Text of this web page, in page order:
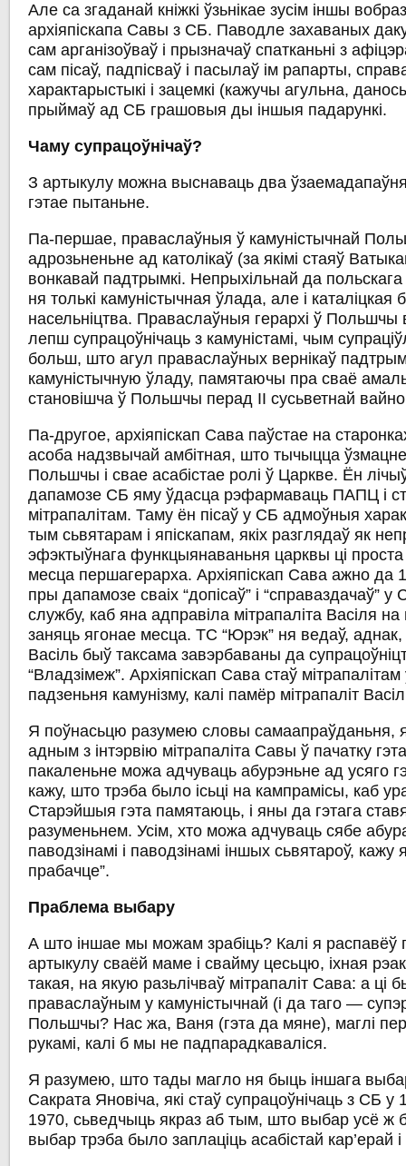
Але са згаданай кніжкі ўзьнікае зусім іншы
архіяпіскапа Савы з СБ. Паводле захаваных
сам арганізоўваў і прызначаў спатканьні з
сам пісаў, падпісваў і пасылаў ім рапарты,
характарыстыкі і зацемкі (кажучы агульна,
прыймаў ад СБ грашовыя ды іншыя падарункі.
Чаму супрацоўнічаў?
З артыкулу можна выснаваць два
гэтае пытаньне.
Па-першае, праваслаўныя ў камуністычнай
адрозьненьне ад католікаў (за якімі стаяў
вонкавай падтрымкі. Непрыхільнай да
ня толькі камуністычная ўлада, але і каталіцкая
насельніцтва. Праваслаўныя герархі ў
лепш супрацоўнічаць з камуністамі, чым
больш, што агул праваслаўных вернікаў
камуністычную ўладу, памятаючы пра сваё
становішча ў Польшчы перад ІІ сусьветнай
Па-другое, архіяпіскап Сава паўстае на
асоба надзвычай амбітная, што тычыцца
Польшчы і свае асабістае ролі ў Царкве. Ён
дапамозе СБ яму ўдасца рэфармаваць ПАПЦ і
мітрапалітам. Таму ён пісаў у СБ адмоўныя
тым сьвятарам і япіскапам, якіх разглядаў як
эфэктыўнага функцыянаваньня царквы ці проста
месца першагерарха. Архіяпіскап Сава ажно да
пры дапамозе сваіх “допісаў” і “справаздачаў” у
службу, каб яна адправіла мітрапаліта Васіля на
заняць ягонае месца. ТС “Юрэк” ня ведаў, аднак,
Васіль быў таксама завэрбаваны да
“Владзімеж”. Архіяпіскап Сава стаў
падзеньня камунізму, калі памёр мітрапаліт
Я поўнасьцю разумею словы самаапраўданьня,
адным з інтэрвію мітрапаліта Савы ў пачатку
пакаленьне можа адчуваць абурэньне ад усяго
кажу, што трэба было ісьці на кампрамісы, каб
Старэйшыя гэта памятаюць, і яны да гэтага
разуменьнем. Усім, хто можа адчуваць сябе
паводзінамі і паводзінамі іншых сьвятароў, кажу
прабачце”.
Праблема выбару
А што іншае мы можам зрабіць? Калі я распавёў
артыкулу сваёй маме і свайму цесьцю, іхная
такая, на якую разьлічваў мітрапаліт Сава: а ці
праваслаўным у камуністычнай (і да таго —
Польшчы? Нас жа, Ваня (гэта да мяне), маглі
рукамі, калі б мы не падпарадкаваліся.
Я разумею, што тады магло ня быць іншага
Сакрата Яновіча, які стаў супрацоўнічаць з СБ у
1970, сьведчыць якраз аб тым, што выбар усё ж
выбар трэба было заплаціць асабістай кар’ерай